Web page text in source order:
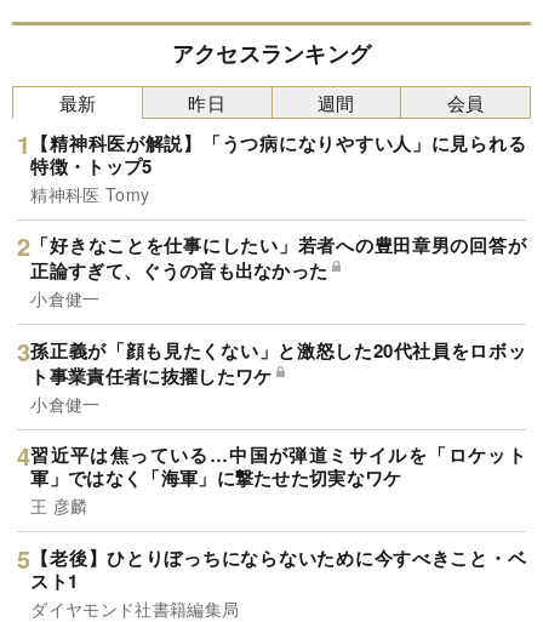
アクセスランキング
最新
【精神科医が解説】「うつ病になりやすい人」に見られる
特徴・トップ5
精神科医 Tomy
「好きなことを仕事にしたい」若者への豊田章男の回答が
正論すぎて、ぐうの音も出なかった
小倉健一
孫正義が「顔も見たくない」と激怒した20代社員をロボッ
ト事業責任者に抜擢したワケ
小倉健一
習近平は焦っている…中国が弾道ミサイルを「ロケット
軍」ではなく「海軍」に撃たせた切実なワケ
王 彦麟
【老後】ひとりぼっちにならないために今すべきこと・ベ
スト1
ダイヤモンド社書籍編集局
昨日 週間 会員